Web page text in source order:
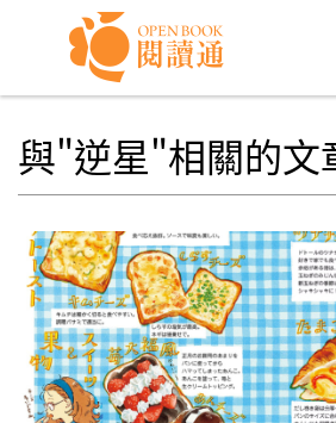
Skip to navigation
移至主內容
與"逆星"相關的文